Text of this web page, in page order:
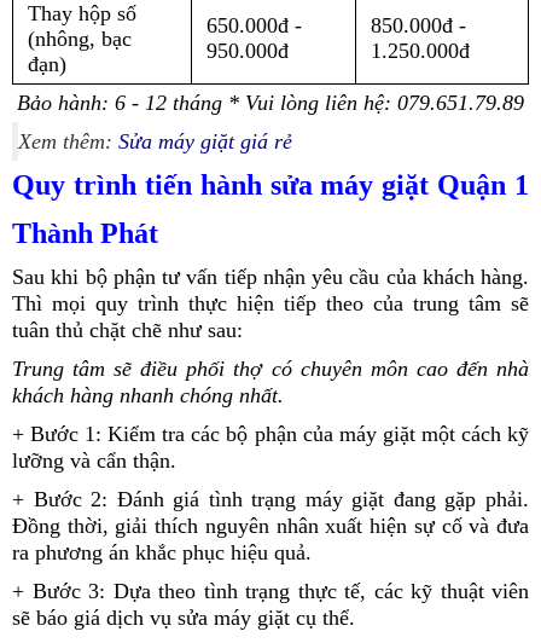
Thay hộp số
(nhông, bạc
đạn)
650.000đ -
950.000đ
850.000đ -
1.250.000đ
Bảo hành: 6 - 12 tháng * Vui lòng liên hệ: 079.651.79.89
Xem thêm: Sửa máy giặt giá rẻ
Quy trình tiến hành sửa máy giặt Quận 1
Thành Phát
Sau khi bộ phận tư vấn tiếp nhận yêu cầu của khách hàng.
Thì mọi quy trình thực hiện tiếp theo của trung tâm sẽ
tuân thủ chặt chẽ như sau:
Trung tâm sẽ điều phối thợ có chuyên môn cao đến nhà
khách hàng nhanh chóng nhất.
+ Bước 1: Kiểm tra các bộ phận của máy giặt một cách kỹ
lưỡng và cẩn thận.
+ Bước 2: Đánh giá tình trạng máy giặt đang gặp phải.
Đồng thời, giải thích nguyên nhân xuất hiện sự cố và đưa
ra phương án khắc phục hiệu quả.
+ Bước 3: Dựa theo tình trạng thực tế, các kỹ thuật viên
sẽ báo giá dịch vụ sửa máy giặt cụ thể.